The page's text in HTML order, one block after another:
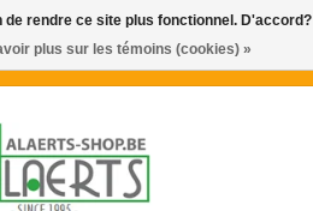
0 Articles - €0,00
rendre ce site plus fonctionnel. D'accord?
plus sur les témoins (cookies) »